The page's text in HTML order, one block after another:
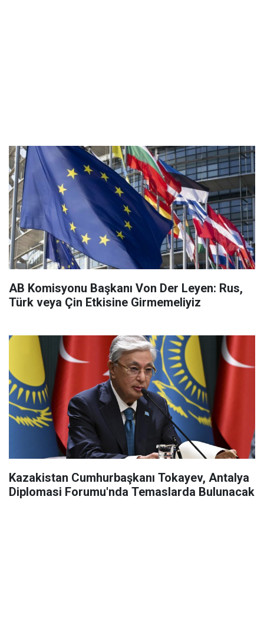
AB Komisyonu Başkanı Von Der Leyen: Rus,
Türk veya Çin Etkisine Girmemeliyiz
Kazakistan Cumhurbaşkanı Tokayev, Antalya
Diplomasi Forumu'nda Temaslarda Bulunacak